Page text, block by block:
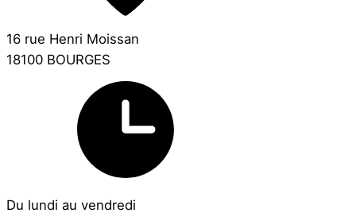
16 rue Henri Moissan
18100 BOURGES
Du lundi au vendredi